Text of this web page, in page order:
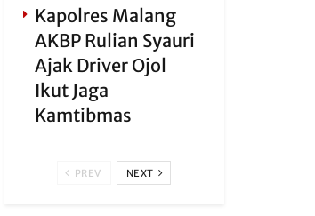
Kapolres Malang
AKBP Rulian Syauri
Ajak Driver Ojol
Ikut Jaga
Kamtibmas
PREV NEXT